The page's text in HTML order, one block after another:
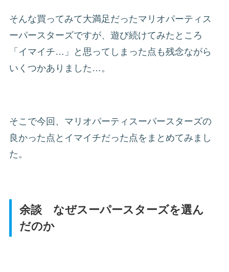
そんな買ってみて大満足だったマリオパーティス
ーパースターズですが、遊び続けてみたところ
「イマイチ…」と思ってしまった点も残念ながら
いくつかありました…。
そこで今回、マリオパーティスーパースターズの
良かった点とイマイチだった点をまとめてみまし
た。
余談 なぜスーパースターズを選ん
だのか